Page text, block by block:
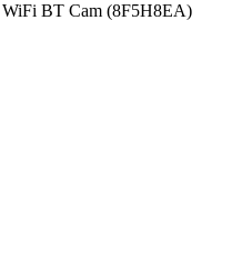
WiFi BT Cam (8F5H8EA)